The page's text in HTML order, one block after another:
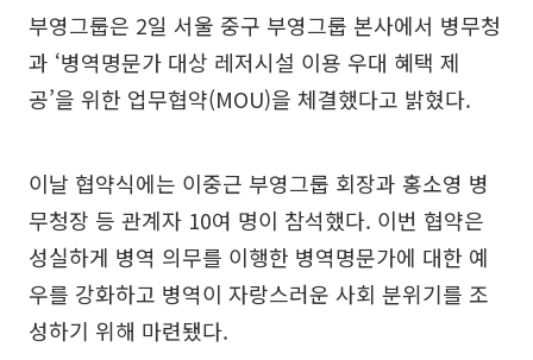
부영그룹은 2일 서울 중구 부영그룹 본사에서 병무청
과 ‘병역명문가 대상 레저시설 이용 우대 혜택 제
공’을 위한 업무협약(MOU)을 체결했다고 밝혔다.
이날 협약식에는 이중근 부영그룹 회장과 홍소영 병
무청장 등 관계자 10여 명이 참석했다. 이번 협약은
성실하게 병역 의무를 이행한 병역명문가에 대한 예
우를 강화하고 병역이 자랑스러운 사회 분위기를 조
성하기 위해 마련됐다.